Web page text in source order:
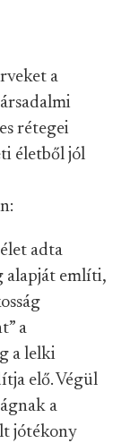
a
rétegei
életből jól
adta
alapját említi,
a
a lelki
elő. Végül
a
jótékony